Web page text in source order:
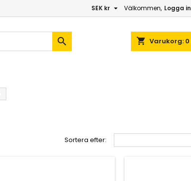
Välkommen, Logga in
SEK kr 
shopping_cart Varukorg: 0

Sortera efter: